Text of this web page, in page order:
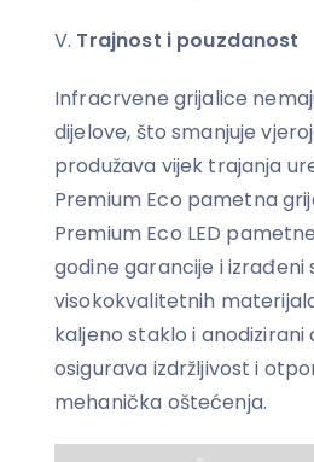
Trajnost i pouzdanost
Infracrvene grijalice
dijelove, što smanjuje
produžava vijek trajanja
Premium Eco pametna
Premium Eco LED
godine garancije i izrađeni
visokokvalitetnih
kaljeno staklo i anodizirani
osigurava izdržljivost i
mehanička oštećenja.